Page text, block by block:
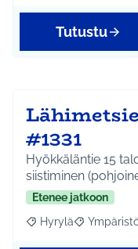
Tutustu
#1331
Hyökkäläntie 15
siistiminen
Etenee jatkoon
Rajaa tulokset
Hyrylä Rajaa